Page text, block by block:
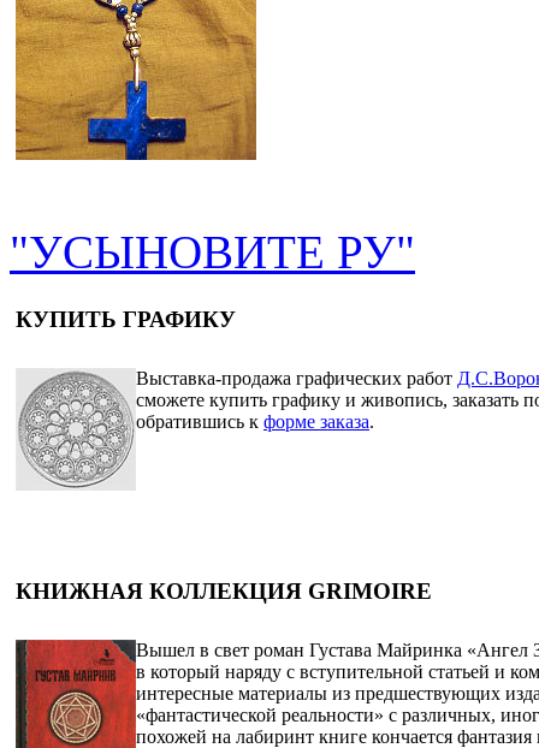
"УСЫНОВИТЕ РУ"
КУПИТЬ ГРАФИКУ
Выставка-продажа графических работ
сможете купить графику и живопись, заказать
обратившись к форме заказа.
КНИЖНАЯ КОЛЛЕКЦИЯ GRIMOIRE
Вышел в свет роман Густава Майринка
в который наряду с вступительной статьей и
интересные материалы из предшествующих
«фантастической реальности» с различных,
похожей на лабиринт книге кончается фантазия